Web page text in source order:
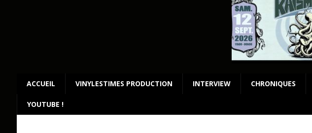
ACCUEIL VINYLESTIMES PRODUCTION INTERVIEW CHRONIQUES
YOUTUBE !